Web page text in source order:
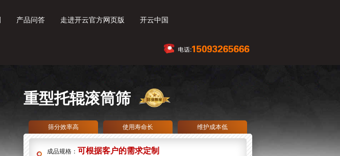
产品问答 走进开云官方网页版 开云中国
重型托辊滚筒筛
筛分效率高 使用寿命长 维护成本低
成品规格： 可根据客户的需求定制